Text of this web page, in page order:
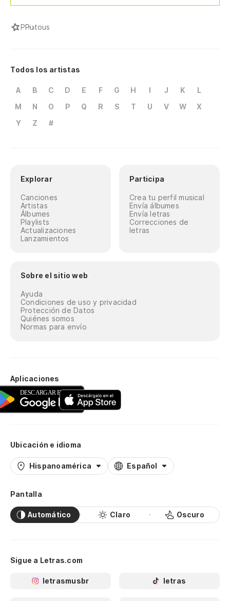
PPutous
Todos los artistas
A B C D E F G H I J K
L
M
N O P Q R S T U V W
X
Y
Z #
Explorar
Canciones
Artistas
Álbumes
Playlists
Actualizaciones
Lanzamientos
Participa
Crea tu perfil musical
Envía álbumes
Envía letras
Correcciones de
letras
Sobre el sitio web
Ayuda
Condiciones de uso y privacidad
Protección de Datos
Quiénes somos
Normas para envío
Aplicaciones
Ubicación e idioma
Hispanoamérica Español
Pantalla
Automático Claro Oscuro
Sigue a Letras.com
letrasmusbr letras